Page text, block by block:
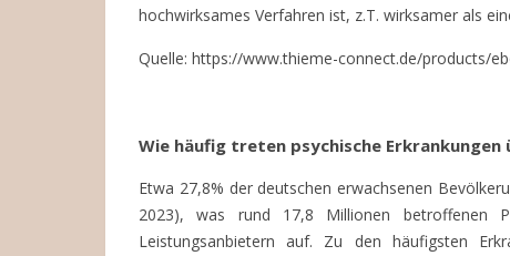
hochwirksames Verfahren ist, z.T. wirksamer als
Quelle: https://www.thieme-connect.de/products/
Wie häufig treten psychische Erkrankungen
Etwa 27,8% der deutschen erwachsenen
2023), was rund 17,8 Millionen betroffenen
Leistungsanbietern auf. Zu den häufigsten